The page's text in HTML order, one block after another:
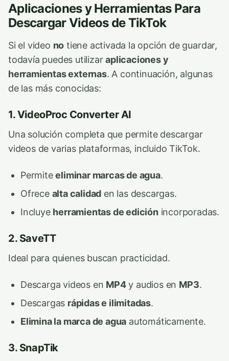
Aplicaciones y Herramientas Para
Descargar Videos de TikTok
Si el video no tiene activada la opción de guardar,
todavía puedes utilizaraplicaciones y
herramientas externas. A continuación, algunas
de las más conocidas:
1. VideoProc Converter AI
Una solución completa que permite descargar
videos de varias plataformas, incluido TikTok.
Permiteeliminar marcas de agua.
Ofrece alta calidad en las descargas.
Incluye herramientas de ediciónincorporadas.
2. SaveTT
Ideal para quienes buscan practicidad.
Descarga videos en MP4y audios en MP3.
Descargas rápidas e ilimitadas.
Elimina la marca de agua automáticamente.
3. SnapTik